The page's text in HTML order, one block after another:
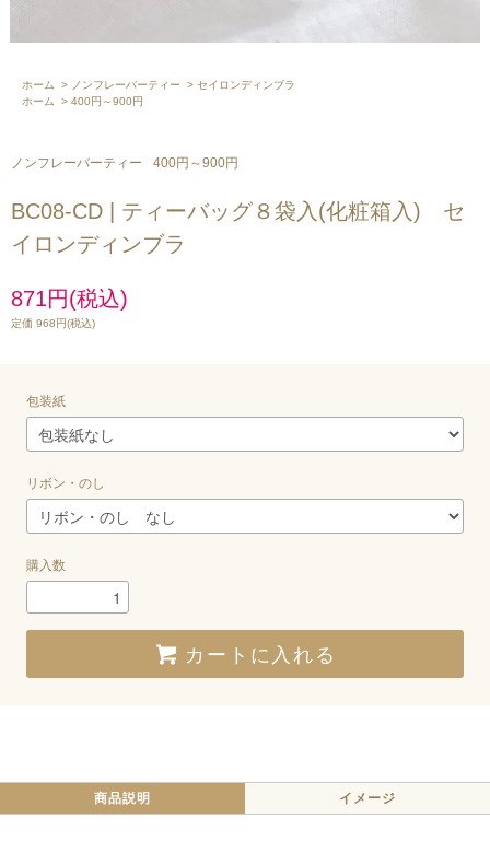
ホーム > ノンフレーバーティー > セイロンディンブラ
ホーム
> 400円～900円
ノンフレーバーティー 400円～900円
BC08-CD | ティーバッグ８袋入(化粧箱入) セ
イロンディンブラ
871円(税込)
定価 968円(税込)
包装紙
リボン・のし
購入数
カートに入れる
商品説明 イメージ